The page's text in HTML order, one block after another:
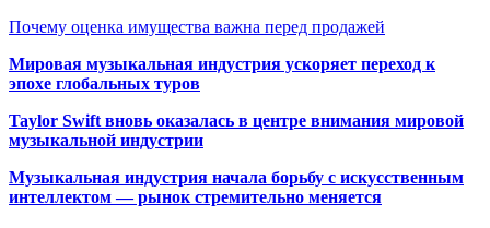
Почему оценка имущества важна перед продажей
Мировая музыкальная индустрия ускоряет переход к
эпохе глобальных туров
Taylor Swift вновь оказалась в центре внимания мировой
музыкальной индустрии
Музыкальная индустрия начала борьбу с искусственным
интеллектом — рынок стремительно меняется